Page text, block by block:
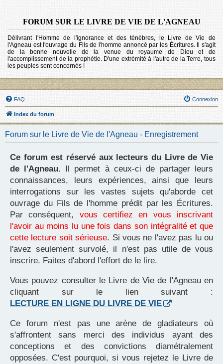
FORUM SUR LE LIVRE DE VIE DE L'AGNEAU
Délivrant l'Homme de l'ignorance et des ténèbres, le Livre de Vie de
l'Agneau est l'ouvrage du Fils de l'homme annoncé par les Écritures. Il s'agit
de la bonne nouvelle de la venue du royaume de Dieu et de
l'accomplissement de la prophétie. D'une extrémité à l'autre de la Terre, tous
les peuples sont concernés !
FAQ Connexion
Index du forum
Forum sur le Livre de Vie de l'Agneau - Enregistrement
Ce forum est réservé aux lecteurs du Livre de Vie
de l'Agneau. Il permet à ceux-ci de partager leurs
connaissances, leurs expériences, ainsi que leurs
interrogations sur les vastes sujets qu'aborde cet
ouvrage du Fils de l'homme prédit par les Écritures.
Par conséquent, vous certifiez en vous inscrivant
l'avoir au moins lu une fois dans son intégralité et que
cette lecture soit sérieuse. Si vous ne l'avez pas lu ou
l'avez seulement survolé, il n'est pas utile de vous
inscrire. Faites d'abord l'effort de le lire.
Vous pouvez consulter le Livre de Vie de l'Agneau en
cliquant sur le lien suivant :
LECTURE EN LIGNE DU LIVRE DE VIE
Ce forum n'est pas une arène de gladiateurs où
s'affrontent sans merci des individus ayant des
conceptions et des convictions diamétralement
opposées. C'est pourquoi, si vous rejetez le Livre de